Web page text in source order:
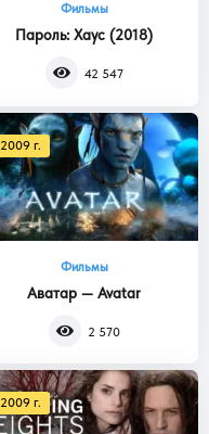
Фильмы
Пароль: Хаус (2018)
42 547
2009 г.
Фильмы
Аватар — Avatar
2 570
2009 г.